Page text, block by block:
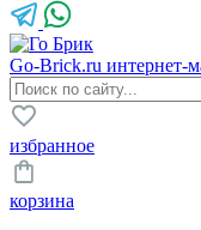
Go-Brick.ru интернет-
избранное
корзина